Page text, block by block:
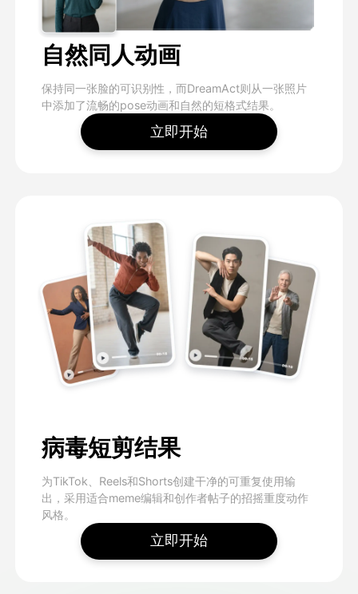
自然同人动画
保持同一张脸的可识别性，而DreamAct则从一张照片
中添加了流畅的pose动画和自然的短格式结果。
立即开始
病毒短剪结果
为TikTok、Reels和Shorts创建干净的可重复使用输
出，采用适合meme编辑和创作者帖子的招摇重度动作
风格。
立即开始